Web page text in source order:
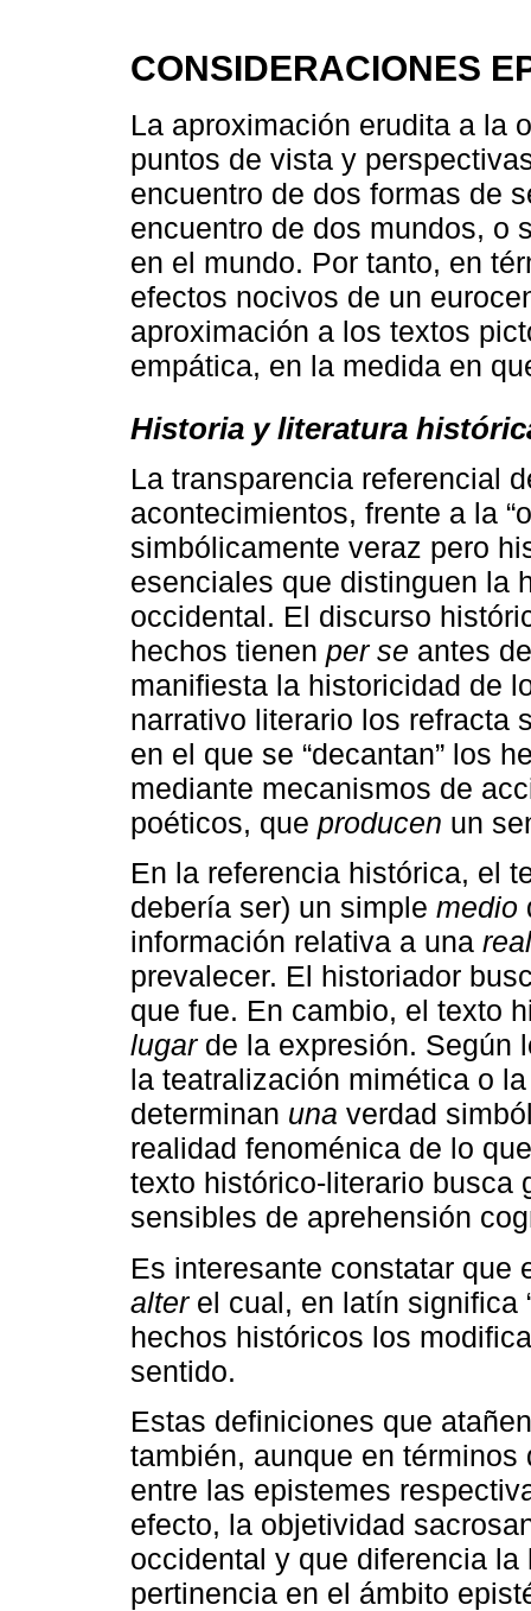
CONSIDERACIONES
La aproximación erudita a la
puntos de vista y
encuentro de dos formas de
encuentro de dos mundos, o
en el mundo. Por tanto, en
efectos nocivos de un
aproximación a los textos
empática, en la medida en
Historia y literatura
La transparencia referencial
acontecimientos, frente a la
simbólicamente veraz pero
esenciales que distinguen la
occidental. El discurso
hechos tienen per se antes
manifiesta la historicidad de
narrativo literario los refracta
en el que se “decantan” los
mediante mecanismos de
poéticos, que producen un
En la referencia histórica, el
debería ser) un simple medio
información relativa a una
prevalecer. El historiador
que fue. En cambio, el texto
lugarde la expresión. Según
la teatralización mimética o
determinan una verdad
realidad fenoménica de lo
texto histórico-literario busca
sensibles de aprehensión
Es interesante constatar que
alterel cual, en latín significa
hechos históricos los
sentido.
Estas definiciones que
también, aunque en
entre las epistemes
efecto, la objetividad
occidental y que diferencia
pertinencia en el ámbito